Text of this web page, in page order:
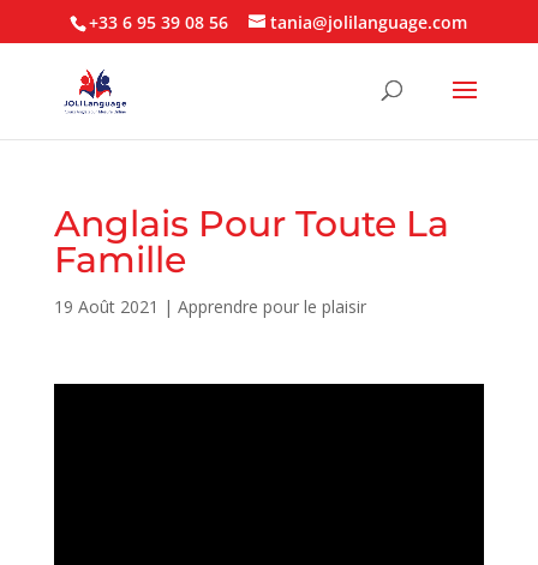
+33 6 95 39 08 56 tania@jolilanguage.com
Anglais Pour Toute La
Famille
19 Août 2021 | Apprendre pour le plaisir